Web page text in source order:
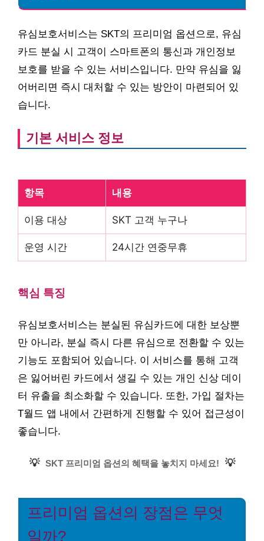
유심보호서비스는 SKT의 프리미엄 옵션으로, 유심
카드 분실 시 고객이 스마트폰의 통신과 개인정보
보호를 받을 수 있는 서비스입니다. 만약 유심을 잃
어버리면 즉시 대처할 수 있는 방안이 마련되어 있
습니다.
기본 서비스 정보
항목 내용
이용 대상 SKT 고객 누구나
운영 시간 24시간 연중무휴
핵심 특징
유심보호서비스는 분실된 유심카드에 대한 보상뿐
만 아니라, 분실 즉시 다른 유심으로 전환할 수 있는
기능도 포함되어 있습니다. 이 서비스를 통해 고객
은 잃어버린 카드에서 생길 수 있는 개인 신상 데이
터 유출을 최소화할 수 있습니다. 또한, 가입 절차는
T월드 앱 내에서 간편하게 진행할 수 있어 접근성이
좋습니다.
💡 SKT 프리미엄 옵션의 혜택을 놓치지 마세요! 💡
프리미엄 옵션의 장점은 무엇
일까?